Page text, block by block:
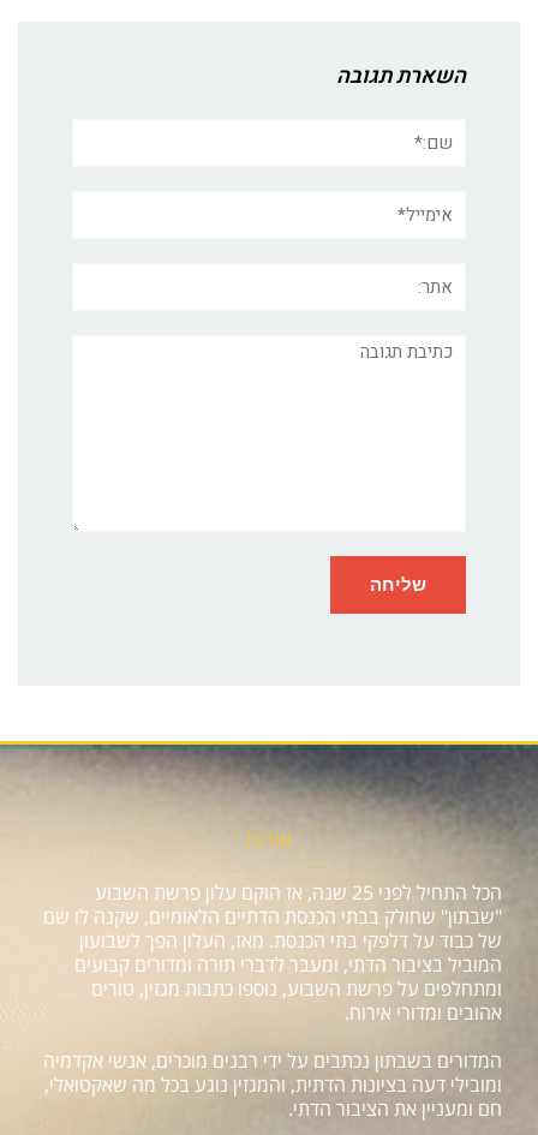
השארת תגובה
תגובה
אודות
הכל התחיל לפני 25 שנה, אז הוקם עלון פרשת השבוע
"שבתון" שחולק בבתי הכנסת הדתיים הלאומיים, שקנה לו שם
של כבוד על דלפקי בתי הכנסת. מאז, העלון הפך לשבועון
המוביל בציבור הדתי, ומעבר לדברי תורה ומדורים קבועים
ומתחלפים על פרשת השבוע, נוספו כתבות מגזין, טורים
אהובים ומדורי אירוח.
המדורים בשבתון נכתבים על ידי רבנים מוכרים, אנשי אקדמיה
ומובילי דעה בציונות הדתית, והמגזין נוגע בכל מה שאקטואלי,
חם ומעניין את הציבור הדתי.